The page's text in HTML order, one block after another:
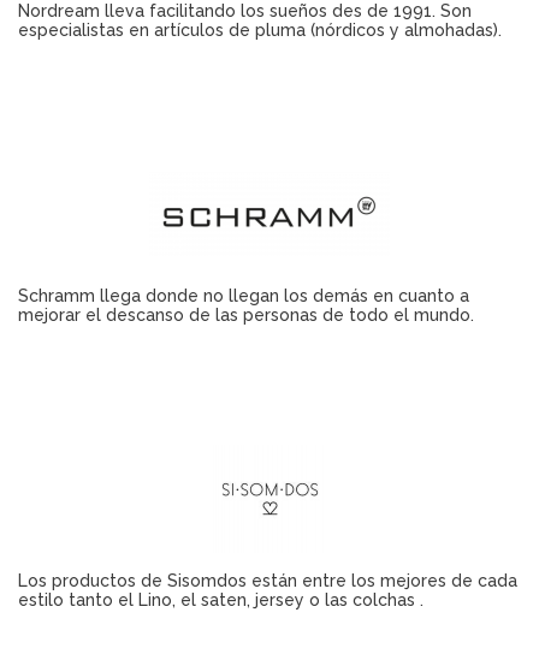
Nordream lleva facilitando los sueños des de 1991. Son
especialistas en artículos de pluma (nórdicos y almohadas).
Schramm llega donde no llegan los demás en cuanto a
mejorar el descanso de las personas de todo el mundo.
Los productos de Sisomdos están entre los mejores de cada
estilo tanto el Lino, el saten, jersey o las colchas .